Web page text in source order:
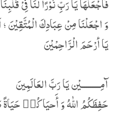
فَاجْعَلْھَا یَا رَبِّ نُوْرًا لَّنَا فِیْ
وَ اجْعَلْنَا مِنْ عِبَادِكَ
یَا أرْحَمَ الْرَّاحِمْیْنَ
آمِـــــــــيْن يَا رَبَّ العَالَمِينَ
حَفِظَكُمُ اللّٰهُ وَ أَحيَاكُم٘ حَيَاةً